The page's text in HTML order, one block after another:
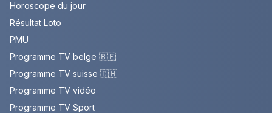
Horoscope du jour
Résultat Loto
PMU
Programme TV belge 🇧🇪
Programme TV suisse 🇨🇭
Programme TV vidéo
Programme TV Sport